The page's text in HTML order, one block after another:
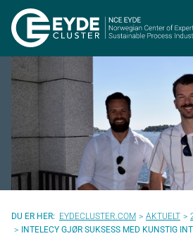
EYDECLUSTER.COM AKTUELT
INTELECY GJØR SUKSESS MED KUNSTIG